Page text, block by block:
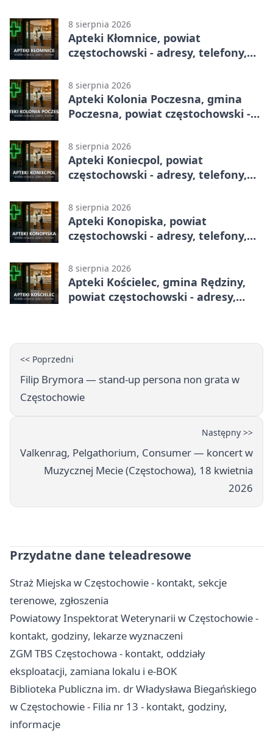
8 sierpnia 2026
Apteki Kłomnice, powiat
częstochowski - adresy, telefony,
8 sierpnia 2026
Apteki Kolonia Poczesna, gmina
Poczesna, powiat częstochowski -
8 sierpnia 2026
Apteki Koniecpol, powiat
częstochowski - adresy, telefony,
8 sierpnia 2026
Apteki Konopiska, powiat
częstochowski - adresy, telefony,
8 sierpnia 2026
Apteki Kościelec, gmina Rędziny,
powiat częstochowski - adresy,
<< Poprzedni
Filip Brymora — stand‑up persona non grata w
Częstochowie
Następny >>
Valkenrag, Pelgathorium, Consumer — koncert w
Muzycznej Mecie (Częstochowa), 18 kwietnia
2026
Przydatne dane teleadresowe
Straż Miejska w Częstochowie - kontakt, sekcje
terenowe, zgłoszenia
Powiatowy Inspektorat Weterynarii w Częstochowie -
kontakt, godziny, lekarze wyznaczeni
ZGM TBS Częstochowa - kontakt, oddziały
eksploatacji, zamiana lokalu i e-BOK
Biblioteka Publiczna im. dr Władysława Biegańskiego
w Częstochowie - Filia nr 13 - kontakt, godziny,
informacje